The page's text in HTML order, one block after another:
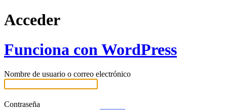
Acceder
Funciona con WordPress
Nombre de usuario o correo electrónico
Contraseña